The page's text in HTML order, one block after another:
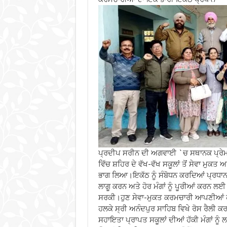
ਪ੍ਰਦੀਪ ਸਰੀਨ ਦੀ ਅਗਵਾਈ `ਚ ਸਥਾਨਕ
ਵਿੱਚ ਸ਼ਹਿਰ ਦੇ ਵੱਖ-ਵੱਖ ਸਕੂਲਾਂ ਤੋਂ ਸੇਵਾ ਮੁਕਤ
ਭਾਗ ਲਿਆ।ਇਕੱਠ ਨੂੰ ਸੰਬੋਧਨ ਕਰਦਿਆਂ ਪ੍ਰਧਾਨ
ਲਾਗੂ ਕਰਨ ਅਤੇ ਹੋਰ ਮੰਗਾਂ ਨੂੰ ਪੂਰੀਆਂ ਕਰਨ ਲਈ
ਸਰਕੀ।ਹੁਣ ਸੇਵਾ-ਮੁਕਤ ਕਰਮਚਾਰੀ ਆਪਣੀਆਂ
ਹਲਕੇ ਸ੍ਰੀ ਅਨੰਦਪੁਰ ਸਾਹਿਬ ਵਿਖੇ ਰੋਸ ਰੈਲੀ
ਸਹਾਇਤਾ ਪ੍ਰਾਪਤ ਸਕੂਲਾਂ ਦੀਆਂ ਹੱਕੀ ਮੰਗਾਂ ਨੂੰ